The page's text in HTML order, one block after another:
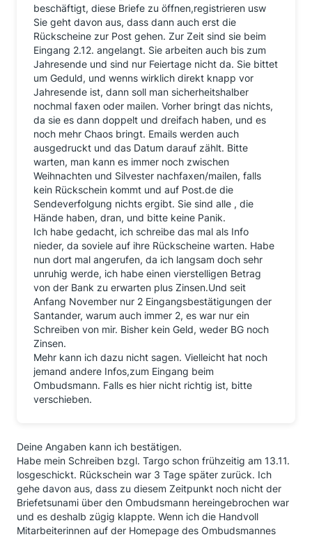
beschäftigt, diese Briefe zu öffnen,registrieren usw
Sie geht davon aus, dass dann auch erst die
Rückscheine zur Post gehen. Zur Zeit sind sie beim
Eingang 2.12. angelangt. Sie arbeiten auch bis zum
Jahresende und sind nur Feiertage nicht da. Sie bittet
um Geduld, und wenns wirklich direkt knapp vor
Jahresende ist, dann soll man sicherheitshalber
nochmal faxen oder mailen. Vorher bringt das nichts,
da sie es dann doppelt und dreifach haben, und es
noch mehr Chaos bringt. Emails werden auch
ausgedruckt und das Datum darauf zählt. Bitte
warten, man kann es immer noch zwischen
Weihnachten und Silvester nachfaxen/mailen, falls
kein Rückschein kommt und auf Post.de die
Sendeverfolgung nichts ergibt. Sie sind alle , die
Hände haben, dran, und bitte keine Panik.
Ich habe gedacht, ich schreibe das mal als Info
nieder, da soviele auf ihre Rückscheine warten. Habe
nun dort mal angerufen, da ich langsam doch sehr
unruhig werde, ich habe einen vierstelligen Betrag
von der Bank zu erwarten plus Zinsen.Und seit
Anfang November nur 2 Eingangsbestätigungen der
Santander, warum auch immer 2, es war nur ein
Schreiben von mir. Bisher kein Geld, weder BG noch
Zinsen.
Mehr kann ich dazu nicht sagen. Vielleicht hat noch
jemand andere Infos,zum Eingang beim
Ombudsmann. Falls es hier nicht richtig ist, bitte
verschieben.
Deine Angaben kann ich bestätigen.
Habe mein Schreiben bzgl. Targo schon frühzeitig am 13.11.
losgeschickt. Rückschein war 3 Tage später zurück. Ich
gehe davon aus, dass zu diesem Zeitpunkt noch nicht der
Briefetsunami über den Ombudsmann hereingebrochen war
und es deshalb zügig klappte. Wenn ich die Handvoll
Mitarbeiterinnen auf der Homepage des Ombudsmannes